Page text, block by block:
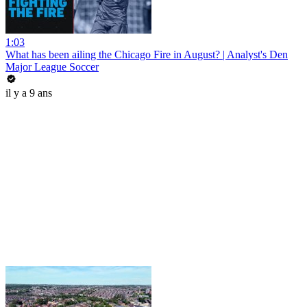
1:03
What has been ailing the Chicago Fire in August? | Analyst's Den
Major League Soccer
il y a 9 ans